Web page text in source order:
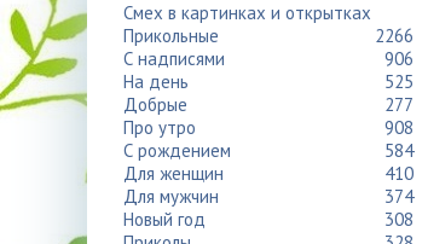
Смех в картинках и открытках
Прикольные
2266
С надписями
906
На день
525
Добрые
277
Про утро
908
С рождением
584
Для женщин
410
Для мужчин
374
Новый год
308